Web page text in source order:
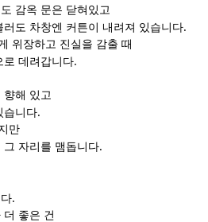
감옥 문은 닫혀있고
도 차창엔 커튼이 내려져 있습니다.
위장하고 진실을 감출 때
로 데려갑니다.
향해 있고
습니다.
만
그 자리를 맴돕니다.
.
좋은 건